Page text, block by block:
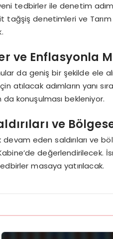
tedbirler ile denetim
denetimleri ve Tarım
ve Enflasyonla
da geniş bir şekilde ele
atılacak adımların yanı
konuşulması bekleniyor.
ve
devam eden saldırıları ve
değerlendirilecek.
masaya yatırılacak.